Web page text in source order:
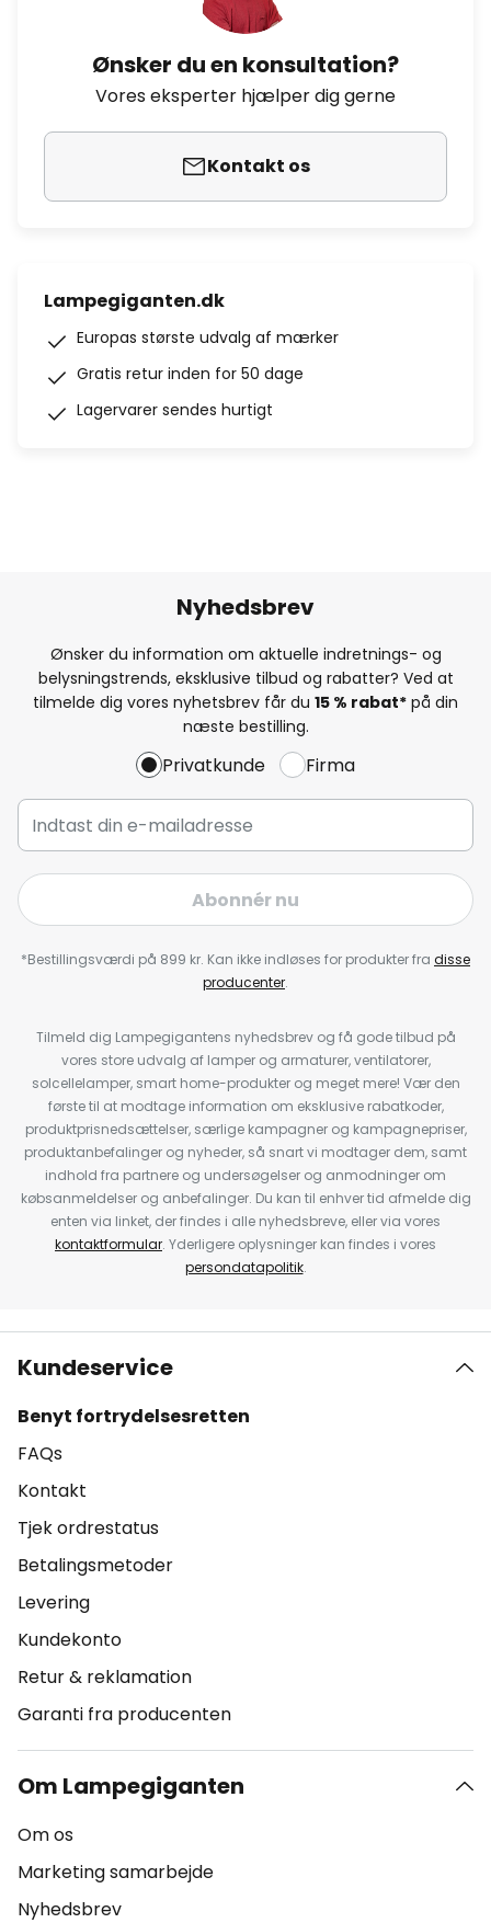
Ønsker du en konsultation?
Vores eksperter hjælper dig gerne
Kontakt os
Lampegiganten.dk
Europas største udvalg af mærker
Gratis retur inden for 50 dage
Lagervarer sendes hurtigt
Nyhedsbrev
Ønsker du information om aktuelle indretnings- og
belysningstrends, eksklusive tilbud og rabatter? Ved at
tilmelde dig vores nyhetsbrev får du 15 % rabat* på din
næste bestilling.
Privatkunde Firma
Abonnér nu
*Bestillingsværdi på 899 kr. Kan ikke indløses for produkter fra disse
producenter.
Tilmeld dig Lampegigantens nyhedsbrev og få gode tilbud på
vores store udvalg af lamper og armaturer, ventilatorer,
solcellelamper, smart home-produkter og meget mere! Vær den
første til at modtage information om eksklusive rabatkoder,
produktprisnedsættelser, særlige kampagner og kampagnepriser,
produktanbefalinger og nyheder, så snart vi modtager dem, samt
indhold fra partnere og undersøgelser og anmodninger om
købsanmeldelser og anbefalinger. Du kan til enhver tid afmelde dig
enten via linket, der findes i alle nyhedsbreve, eller via vores
kontaktformular. Yderligere oplysninger kan findes i vores
persondatapolitik.
Kundeservice
Benyt fortrydelsesretten
FAQs
Kontakt
Tjek ordrestatus
Betalingsmetoder
Levering
Kundekonto
Retur & reklamation
Garanti fra producenten
Om Lampegiganten
Om os
Marketing samarbejde
Nyhedsbrev